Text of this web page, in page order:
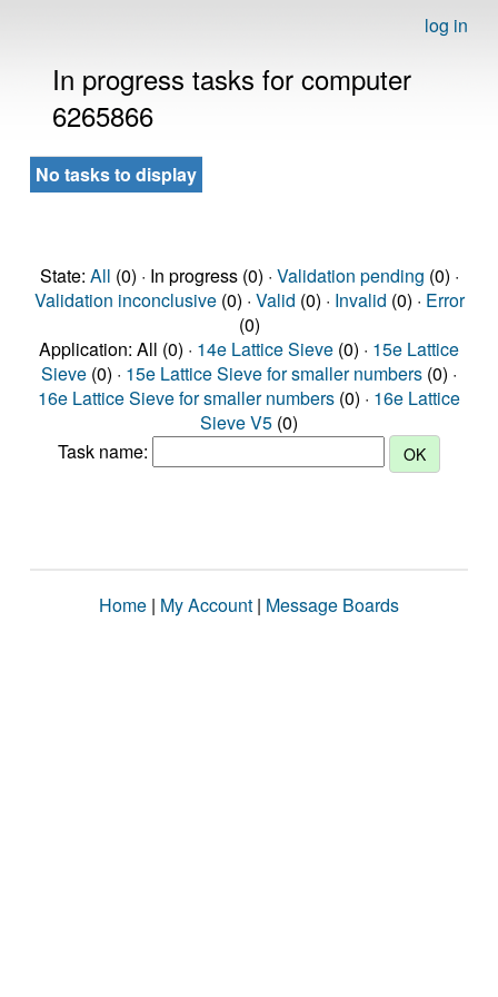
log in
In progress tasks for computer
6265866
No tasks to display
State: All (0) · In progress (0) · Validation pending (0) ·
Validation inconclusive(0) · Valid (0) · Invalid (0) · Error
(0)
Application: All (0) · 14e Lattice Sieve (0) · 15e Lattice
Sieve (0) · 15e Lattice Sieve for smaller numbers (0) ·
16e Lattice Sieve for smaller numbers (0) · 16e Lattice
Sieve V5 (0)
Task name:
Home | My Account | Message Boards